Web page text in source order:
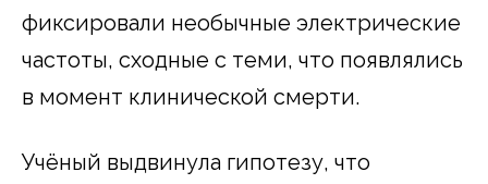
фиксировали необычные электрические
частоты, сходные с теми, что появлялись
в момент клинической смерти.
Учёный выдвинула гипотезу, что